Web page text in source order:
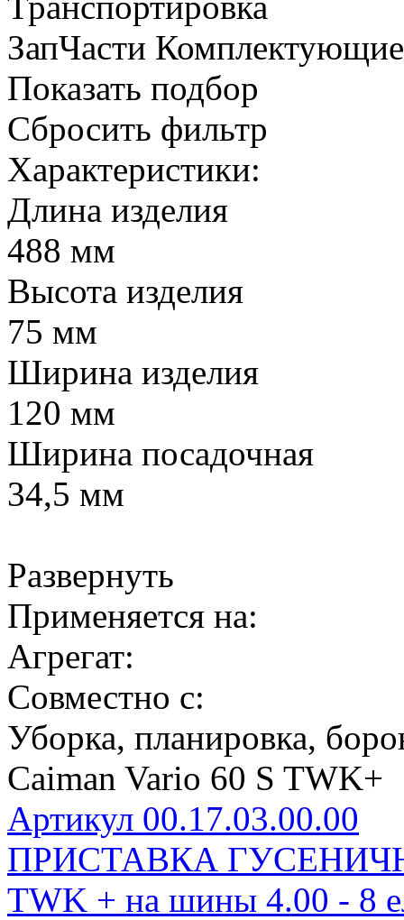
ЗапЧасти
Показать подбор
Сбросить фильтр
Характеристики:
Длина изделия
488 мм
Высота изделия
75 мм
Ширина изделия
120 мм
Ширина посадочная
34,5 мм
Развернуть
Применяется на:
Агрегат:
Совместно с:
Уборка, планировка,
Caiman Vario 60 S TWK+
Артикул 00.17.03.00.00
ПРИСТАВКА
TWK + на шины 4.00 - 8